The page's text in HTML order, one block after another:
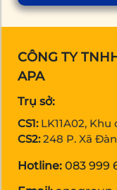
CÔNG TY
APA
Trụ sở:
CS1: LK11A02,
CS2: 248 P. Xã
Hotline: 083 999